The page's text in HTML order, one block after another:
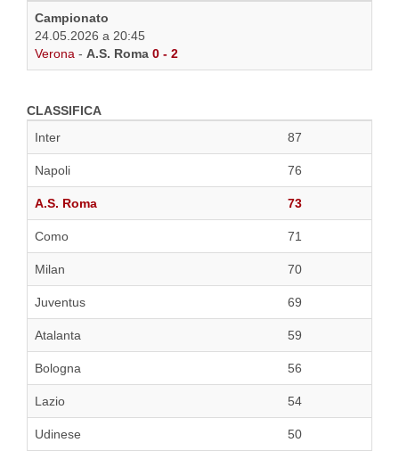
Campionato
24.05.2026 a 20:45
Verona - A.S. Roma 0 - 2
CLASSIFICA
Inter
87
Napoli 76
A.S. Roma 73
Como 71
Milan 70
Juventus 69
Atalanta 59
Bologna 56
Lazio 54
Udinese 50